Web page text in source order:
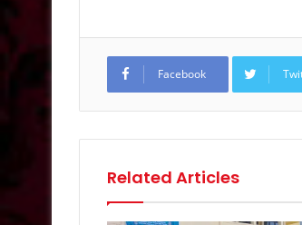
Facebook
Related Articles